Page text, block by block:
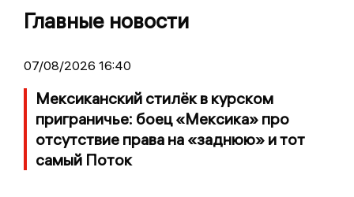
Главные новости
07/08/2026 16:40
Мексиканский стилёк в курском
приграничье: боец «Мексика» про
отсутствие права на «заднюю» и тот
самый Поток